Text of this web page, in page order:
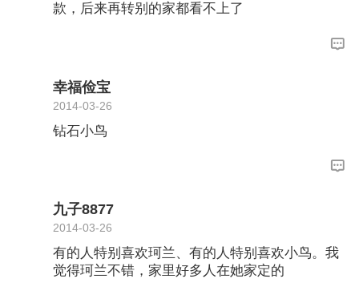
款，后来再转别的家都看不上了
幸福俭宝
2014-03-26
钻石小鸟
九子8877
2014-03-26
有的人特别喜欢珂兰、有的人特别喜欢小鸟。我
觉得珂兰不错，家里好多人在她家定的